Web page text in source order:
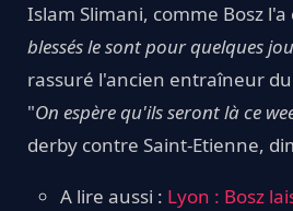
Islam Slimani, comme Bosz
blessés le sont pour quelques
rassuré l'ancien entraîneur
"On espère qu'ils seront là ce
derby contre Saint-Etienne,
A lire aussi : Lyon : Bosz